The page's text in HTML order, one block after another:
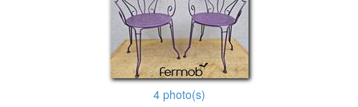
4 photo(s)